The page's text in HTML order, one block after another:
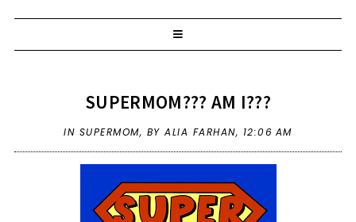
SUPERMOM??? AM I???
IN SUPERMOM, BY ALIA FARHAN, 12:06 AM